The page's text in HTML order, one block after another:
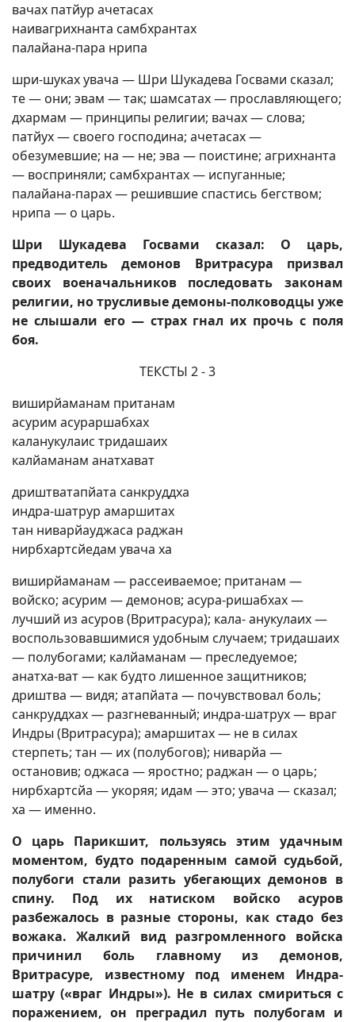
вачах патйур ачетасах
наивагрихнанта самбхрантах
палайана-пара нрипа
шри-шуках увача — Шри Шукадева Госвами сказал;
те — они; эвам — так; шамсатах — прославляющего;
дхармам — принципы религии; вачах — слова;
патйух — своего господина; ачетасах —
обезумевшие; на — не; эва — поистине; агрихнанта
— восприняли; самбхрантах — испуганные;
палайана-парах — решившие спастись бегством;
нрипа — о царь.
Шри Шукадева Госвами сказал: О царь,
предводитель демонов Вритрасура призвал
своих военачальников последовать законам
религии, но трусливые демоны-полководцы уже
не слышали его — страх гнал их прочь с поля
боя.
ТЕКСТЫ 2 - 3
виширйаманам пританам
асурим асураршабхах
каланукулаис тридашаих
калйаманам анатхават
дриштватапйата санкруддха
индра-шатрур амаршитах
тан ниварйауджаса раджан
нирбхартсйедам увача ха
виширйаманам — рассеиваемое; пританам —
войско; асурим — демонов; асура-ришабхах —
лучший из асуров (Вритрасура); кала- анукулаих —
воспользовавшимися удобным случаем; тридашаих
— полубогами; калйаманам — преследуемое;
анатха-ват — как будто лишенное защитников;
дриштва — видя; атапйата — почувствовал боль;
санкруддхах — разгневанный; индра-шатрух — враг
Индры (Вритрасура); амаршитах — не в силах
стерпеть; тан — их (полубогов); ниварйа —
остановив; оджаса — яростно; раджан — о царь;
нирбхартсйа — укоряя; идам — это; увача — сказал;
ха — именно.
О царь Парикшит, пользуясь этим удачным
моментом, будто подаренным самой судьбой,
полубоги стали разить убегающих демонов в
спину. Под их натиском войско асуров
разбежалось в разные стороны, как стадо без
вожака. Жалкий вид разгромленного войска
причинил боль главному из демонов,
Вритрасуре, известному под именем Индра-
шатру («враг Индры»). Не в силах смириться с
поражением, он преградил путь полубогам и